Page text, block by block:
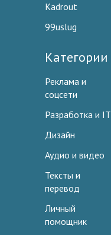
Kadrout
99uslug
Категории
Реклама и
соцсети
Разработка и IT
Дизайн
Аудио и видео
Тексты и
перевод
Личный
помощник